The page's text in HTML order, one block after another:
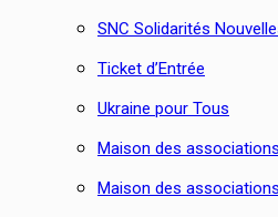
SNC Solidarités
Ticket d’Entrée
Ukraine pour Tous
Maison des
Maison des